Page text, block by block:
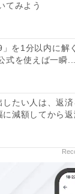
てみよう
」を1分以内に解
式を使えば一瞬...
したい人は、返
減額してから返